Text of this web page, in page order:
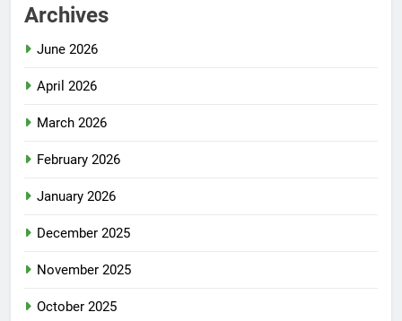
Archives
June 2026
April 2026
March 2026
February 2026
January 2026
December 2025
November 2025
October 2025